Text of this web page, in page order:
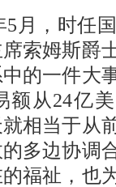
5月，时任
索姆斯爵
的一件大
额从24亿
相当于从
多边协调
福祉，也